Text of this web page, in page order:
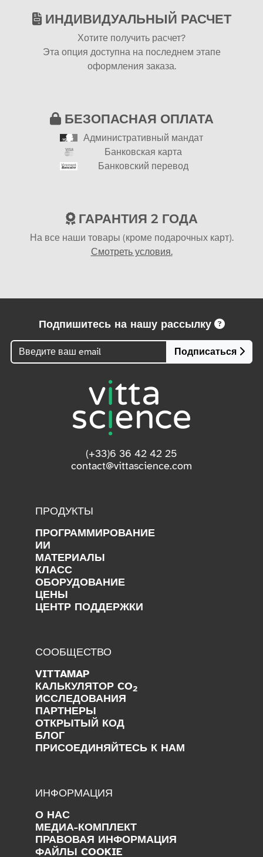
ИНДИВИДУАЛЬНЫЙ РАСЧЕТ
Хотите получить расчет?
Эта опция доступна на последнем этапе
оформления заказа.
БЕЗОПАСНАЯ ОПЛАТА
Административный мандат
Банковская карта
Банковский перевод
ГАРАНТИЯ 2 ГОДА
На все наши товары (кроме подарочных карт).
Смотреть условия.
Подпишитесь на нашу рассылку
Подписаться
(+33)6 36 42 42 25
contact@vittascience.com
ПРОДУКТЫ
ПРОГРАММИРОВАНИЕ
ИИ
МАТЕРИАЛЫ
КЛАСС
ОБОРУДОВАНИЕ
ЦЕНЫ
ЦЕНТР ПОДДЕРЖКИ
СООБЩЕСТВО
VITTAMAP
КАЛЬКУЛЯТОР CO2
ИССЛЕДОВАНИЯ
ПАРТНЕРЫ
ОТКРЫТЫЙ КОД
БЛОГ
ПРИСОЕДИНЯЙТЕСЬ К НАМ
ИНФОРМАЦИЯ
О НАС
МЕДИА-КОМПЛЕКТ
ПРАВОВАЯ ИНФОРМАЦИЯ
ФАЙЛЫ COOKIE